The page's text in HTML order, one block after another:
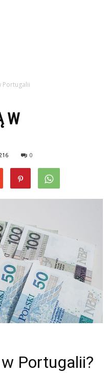
Portugalii
W
0
Portugalii?